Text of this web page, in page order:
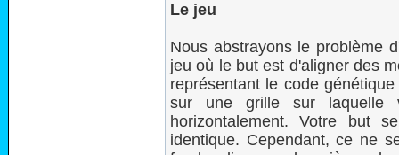
Le jeu
Nous abstrayons le problème
jeu où le but est d'aligner des
représentant le code
sur une grille sur laquelle
horizontalement. Votre but
identique. Cependant, ce ne